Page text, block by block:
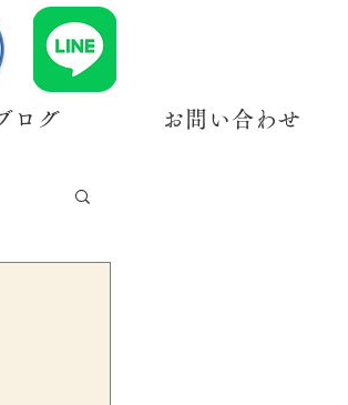
ログ お問い合わせ